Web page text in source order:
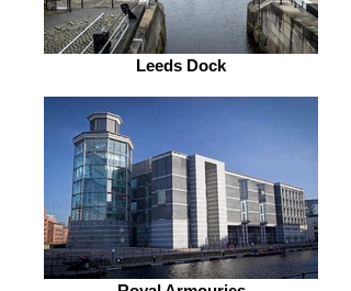
Leeds Dock